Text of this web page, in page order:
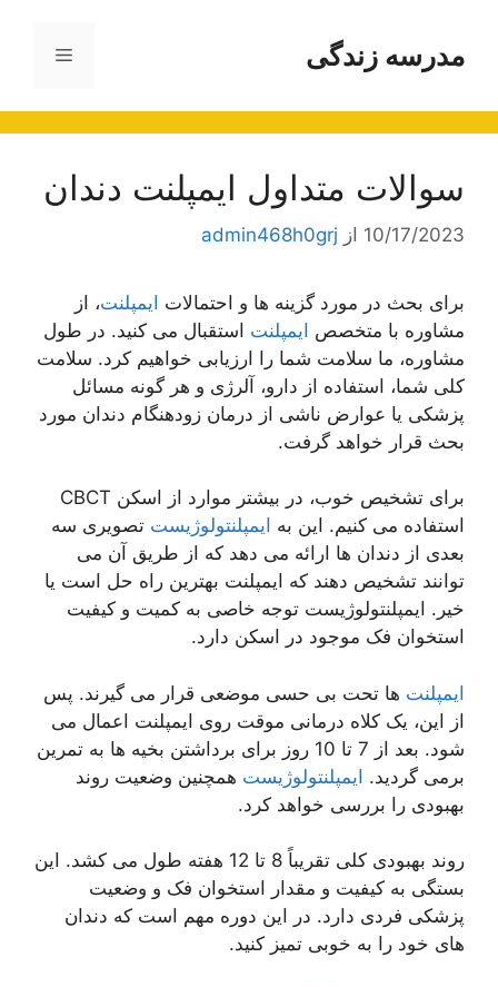
محتوامدرسه زندگی فهرست
سوالات متداول ایمپلنت دندان
10/17/2023 از admin468h0grj
برای بحث در مورد گزینه ها و احتمالات ایمپلنت، از
مشاوره با متخصص ایمپلنت استقبال می کنید. در طول
مشاوره، ما سلامت شما را ارزیابی خواهیم کرد. سلامت
کلی شما، استفاده از دارو، آلرژی و هر گونه مسائل
پزشکی یا عوارض ناشی از درمان زودهنگام دندان مورد
بحث قرار خواهد گرفت.
برای تشخیص خوب، در بیشتر موارد از اسکن CBCT
استفاده می کنیم. این به ایمپلنتولوژیست تصویری سه
بعدی از دندان ها ارائه می دهد که از طریق آن می
توانند تشخیص دهند که ایمپلنت بهترین راه حل است یا
خیر. ایمپلنتولوژیست توجه خاصی به کمیت و کیفیت
استخوان فک موجود در اسکن دارد.
ایمپلنت ها تحت بی حسی موضعی قرار می گیرند. پس
از این، یک کلاه درمانی موقت روی ایمپلنت اعمال می
شود. بعد از 7 تا 10 روز برای برداشتن بخیه ها به تمرین
برمی گردید. ایمپلنتولوژیست همچنین وضعیت روند
بهبودی را بررسی خواهد کرد.
روند بهبودی کلی تقریباً 8 تا 12 هفته طول می کشد. این
بستگی به کیفیت و مقدار استخوان فک و وضعیت
پزشکی فردی دارد. در این دوره مهم است که دندان
های خود را به خوبی تمیز کنید.